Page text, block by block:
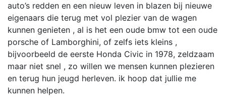
auto’s redden en een nieuw leven in blazen bij nieuwe
eigenaars die terug met vol plezier van de wagen
kunnen genieten , al is het een oude bmw tot een oude
porsche of Lamborghini, of zelfs iets kleins ,
bijvoorbeeld de eerste Honda Civic in 1978, zeldzaam
maar niet snel , zo willen we mensen kunnen plezieren
en terug hun jeugd herleven. ik hoop dat jullie me
kunnen helpen.